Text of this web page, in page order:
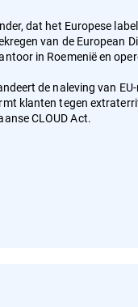
dat het Europese
van de European
in Roemenië en
de naleving van
klanten tegen
CLOUD Act.